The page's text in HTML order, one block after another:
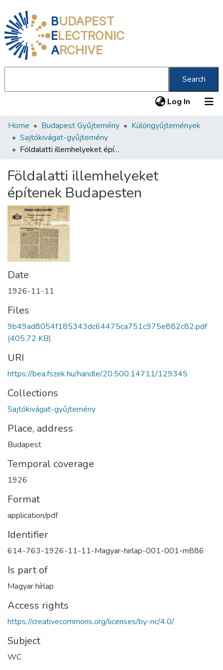
BUDAPEST
ELECTRONIC
ARCHIVE
Search
Log In (current)
Communities & Collections
All of DSpace
About us
Home Budapest Gyűjtemény
Különgyűjtemények
Sajtókivágat-gyűjtemény
Földalatti illemhelyeket építenek Budapesten
Földalatti illemhelyeket
építenek Budapesten
Date
1926-11-11
Files
9b49ad8054f185343dc64475ca751c975e882c82.pdf
(405.72 KB)
URI
https://bea.fszek.hu/handle/20.500.14711/129345
Collections
Sajtókivágat-gyűjtemény
Place, address
Budapest
Temporal coverage
1926
Format
application/pdf
Identifier
614-763-1926-11-11-Magyar-hirlap-001-001-m886
Is part of
Magyar hírlap
Access rights
https://creativecommons.org/licenses/by-nc/4.0/
Subject
WC